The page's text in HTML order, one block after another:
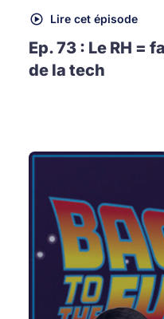
Lire cet épisode
Ep. 73 : Le RH =
de la tech